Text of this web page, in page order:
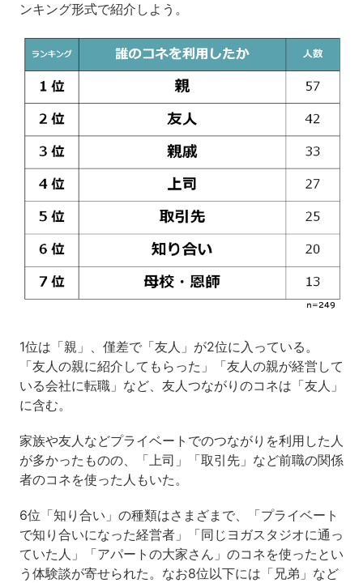
ンキング形式で紹介しよう。
1位は「親」、僅差で「友人」が2位に入っている。
「友人の親に紹介してもらった」「友人の親が経営して
いる会社に転職」など、友人つながりのコネは「友人」
に含む。
家族や友人などプライベートでのつながりを利用した人
が多かったものの、「上司」「取引先」など前職の関係
者のコネを使った人もいた。
6位「知り合い」の種類はさまざまで、「プライベート
で知り合いになった経営者」「同じヨガスタジオに通っ
ていた人」「アパートの大家さん」のコネを使ったとい
う体験談が寄せられた。なお8位以下には「兄弟」など